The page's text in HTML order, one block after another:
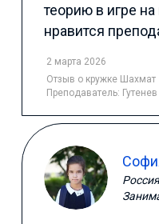
теорию в игре
нравится
2 марта 2026
Отзыв о кружке Шахмат
Преподаватель: